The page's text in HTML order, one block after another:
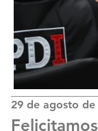
29 de agosto de